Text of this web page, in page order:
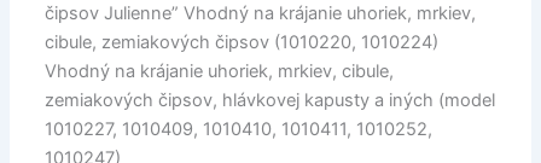
čipsov Julienne” Vhodný na krájanie uhoriek, mrkiev,
cibule, zemiakových čipsov (1010220, 1010224)
Vhodný na krájanie uhoriek, mrkiev, cibule,
zemiakových čipsov, hlávkovej kapusty a iných (model
1010227, 1010409, 1010410, 1010411, 1010252,
1010247)